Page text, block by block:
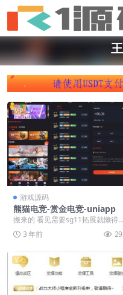
VIP
游戏源码
熊猫电竞-赏金电竞-uniapp
搬来的 看见需要sg11拓展就懒得测
试了！介绍说是运营级的 可搭建！
运营级！首次...
3 年前
VIP